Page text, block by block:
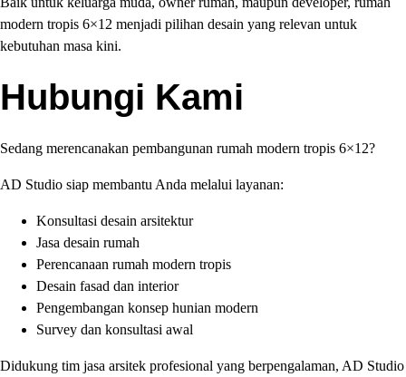
modern tropis 6×12 menjadi pilihan desain yang relevan untuk
kebutuhan masa kini.
Hubungi Kami
Sedang merencanakan pembangunan rumah modern tropis 6×12?
AD Studio siap membantu Anda melalui layanan:
Konsultasi desain arsitektur
Jasa desain rumah
Perencanaan rumah modern tropis
Desain fasad dan interior
Pengembangan konsep hunian modern
Survey dan konsultasi awal
Didukung tim jasa arsitek profesional yang berpengalaman, AD Studio